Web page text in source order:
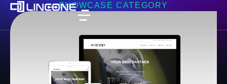
SHOWCASE CATEGORY